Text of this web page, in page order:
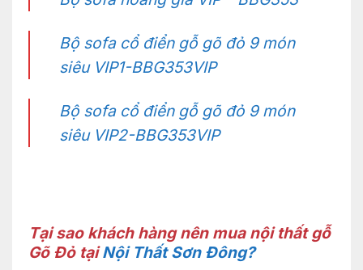
Bộ sofa cổ điển gỗ gõ đỏ 9 món
siêu VIP1-BBG353VIP
Bộ sofa cổ điển gỗ gõ đỏ 9 món
siêu VIP2-BBG353VIP
Tại sao khách hàng nên mua nội thất gỗ
Gõ Đỏ tạiNội Thất Sơn Đông?